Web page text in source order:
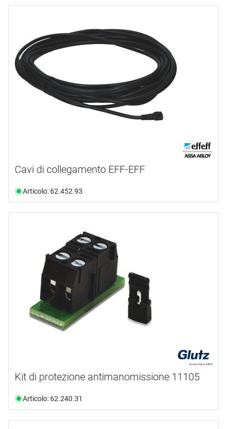
Cavi di collegamento EFF-EFF
Articolo: 62.452.93
Kit di protezione antimanomissione 11105
Articolo: 62.240.31